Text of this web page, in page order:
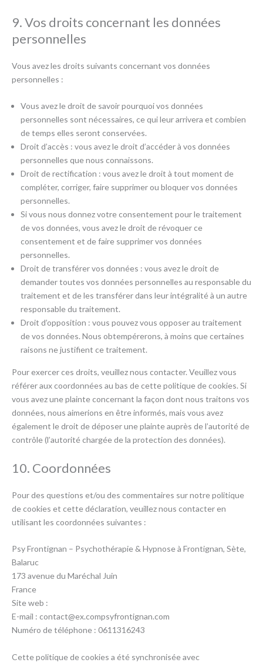
9. Vos droits concernant les données
personnelles
Vous avez les droits suivants concernant vos données
personnelles :
Vous avez le droit de savoir pourquoi vos données
personnelles sont nécessaires, ce qui leur arrivera et combien
de temps elles seront conservées.
Droit d’accès : vous avez le droit d’accéder à vos données
personnelles que nous connaissons.
Droit de rectification : vous avez le droit à tout moment de
compléter, corriger, faire supprimer ou bloquer vos données
personnelles.
Si vous nous donnez votre consentement pour le traitement
de vos données, vous avez le droit de révoquer ce
consentement et de faire supprimer vos données
personnelles.
Droit de transférer vos données : vous avez le droit de
demander toutes vos données personnelles au responsable du
traitement et de les transférer dans leur intégralité à un autre
responsable du traitement.
Droit d’opposition : vous pouvez vous opposer au traitement
de vos données. Nous obtempérerons, à moins que certaines
raisons ne justifient ce traitement.
Pour exercer ces droits, veuillez nous contacter. Veuillez vous
référer aux coordonnées au bas de cette politique de cookies. Si
vous avez une plainte concernant la façon dont nous traitons vos
données, nous aimerions en être informés, mais vous avez
également le droit de déposer une plainte auprès de l’autorité de
contrôle (l’autorité chargée de la protection des données).
10. Coordonnées
Pour des questions et/ou des commentaires sur notre politique
de cookies et cette déclaration, veuillez nous contacter en
utilisant les coordonnées suivantes :
Psy Frontignan – Psychothérapie & Hypnose à Frontignan, Sète,
Balaruc
173 avenue du Maréchal Juin
France
Site web :
E-mail : contact@ex.compsyfrontignan.com
Numéro de téléphone : 0611316243
Cette politique de cookies a été synchronisée avec